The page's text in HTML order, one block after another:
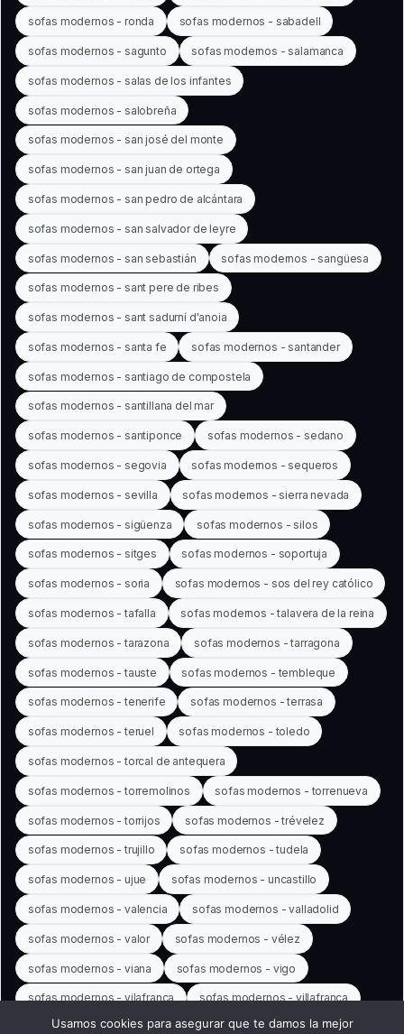
sofas modernos - ronda sofas modernos - sabadell
sofas modernos - sagunto sofas modernos - salamanca
sofas modernos - salas de los infantes
sofas modernos - salobreña
sofas modernos - san josé del monte
sofas modernos - san juan de ortega
sofas modernos - san pedro de alcántara
sofas modernos - san salvador de leyre
sofas modernos - san sebastián sofas modernos - sangüesa
sofas modernos - sant pere de ribes
sofas modernos - sant sadurní d'anoia
sofas modernos - santa fe sofas modernos - santander
sofas modernos - santiago de compostela
sofas modernos - santillana del mar
sofas modernos - santiponce sofas modernos - sedano
sofas modernos - segovia sofas modernos - sequeros
sofas modernos - sevilla sofas modernos - sierra nevada
sofas modernos - sigüenza sofas modernos - silos
sofas modernos - sitges sofas modernos - soportuja
sofas modernos - soria sofas modernos - sos del rey católico
sofas modernos - tafalla sofas modernos - talavera de la reina
sofas modernos - tarazona sofas modernos - tarragona
sofas modernos - tauste sofas modernos - tembleque
sofas modernos - tenerife sofas modernos - terrasa
sofas modernos - teruel sofas modernos - toledo
sofas modernos - torcal de antequera
sofas modernos - torremolinos sofas modernos - torrenueva
sofas modernos - torrijos sofas modernos - trévelez
sofas modernos - trujillo sofas modernos - tudela
sofas modernos - ujue sofas modernos - uncastillo
sofas modernos - valencia sofas modernos - valladolid
sofas modernos - valor sofas modernos - vélez
sofas modernos - viana sofas modernos - vigo
sofas modernos - vilafranca sofas modernos - villafranca
sofas modernos - vitoria-gasteiz sofas modernos - yesa
Usamos cookies para asegurar que te damos la mejor